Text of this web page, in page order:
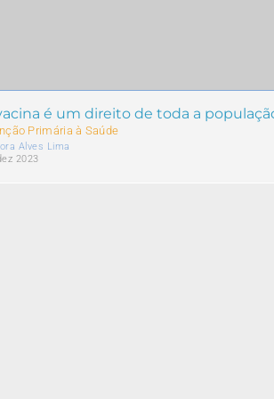
é um direito de toda a
Primária à Saúde
Alves Lima
2023